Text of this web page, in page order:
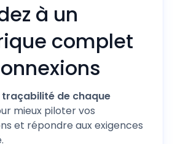
à un
complet
traçabilité de chaque
mieux piloter vos
et répondre aux exigences